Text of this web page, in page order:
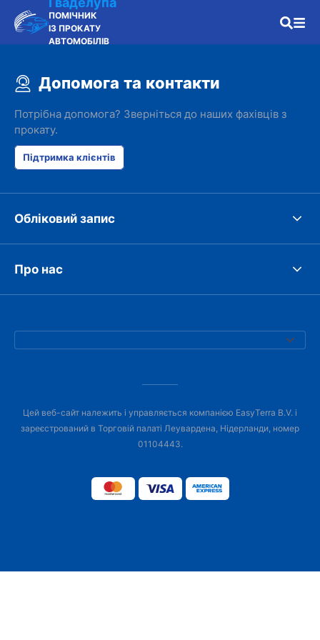
ПОМІЧНИК
ІЗ ПРОКАТУ
АВТОМОБІЛІВ
Допомога та контакти
Потрібна допомога? Зверніться до наших фахівців з
прокату.
Підтримка клієнтів
Обліковий запис
Про нас
Цей веб-сайт належить і управляється компанією EasyTerra B.V. і
зареєстрований в Торговій палаті Леувардена, Нідерланди, номер
01104443.